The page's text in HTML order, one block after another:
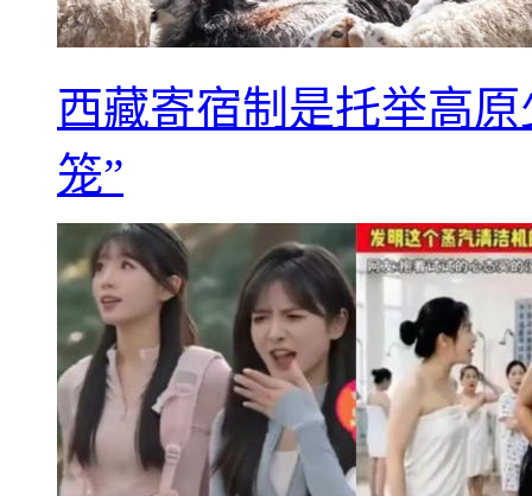
西藏寄宿制是托举高
笼”